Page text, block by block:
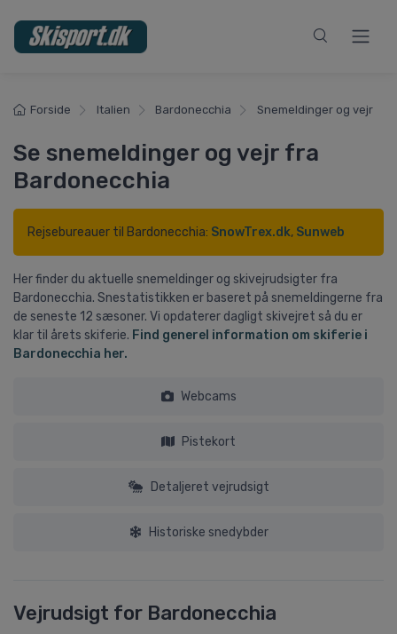
Forside Italien Bardonecchia Snemeldinger og vejr
Se snemeldinger og vejr fra
Bardonecchia
Rejsebureauer til Bardonecchia: SnowTrex.dk, Sunweb
Her finder du aktuelle snemeldinger og skivejrudsigter fra
Bardonecchia. Snestatistikken er baseret på snemeldingerne fra
de seneste 12 sæsoner. Vi opdaterer dagligt skivejret så du er
klar til årets skiferie. Find generel information om skiferie i
Bardonecchia her.
Webcams
Pistekort
Detaljeret vejrudsigt
Historiske snedybder
Vejrudsigt for Bardonecchia